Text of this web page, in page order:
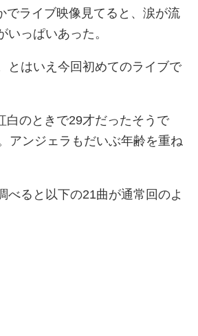
でライブ映像見てると、涙が流
いっぱいあった。
とはいえ今回初めてのライブで
白のときで29才だったそうで
アンジェラもだいぶ年齢を重ね
べると以下の21曲が通常回のよ